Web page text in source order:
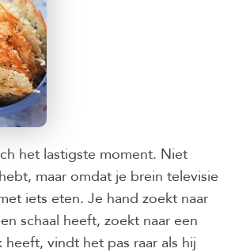
het lastigste moment. Niet
maar omdat je brein televisie
iets eten. Je hand zoekt naar
schaal heeft, zoekt naar een
heeft, vindt het pas raar als hij